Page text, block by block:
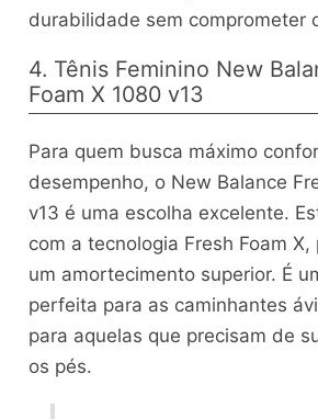
durabilidade sem comprometer
4. Tênis Feminino New
Foam X 1080 v13
Para quem busca máximo
desempenho, o New Balance
v13 é uma escolha excelente.
com a tecnologia Fresh Foam
um amortecimento superior. É
perfeita para as caminhantes
para aquelas que precisam de
os pés.